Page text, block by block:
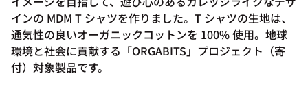
インの MDM T シャツを作りました。T シャツの生地は、
通気性の良いオーガニックコットンを 100% 使用。 地球
環境と社会に貢献する「ORGABITS」プロジェクト （寄
付） 対象製品です。